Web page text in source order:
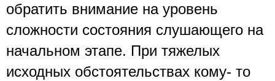
обратить внимание на уровень
сложности состояния слушающего на
начальном этапе. При тяжелых
исходных обстоятельствах кому- то